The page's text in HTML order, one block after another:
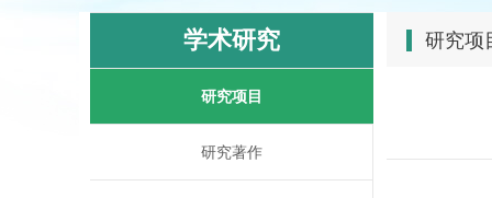
学术研究
研究项目
研究著作
研究项